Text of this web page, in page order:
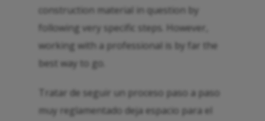
construction material in question by
following very specific steps. However,
working with a professional is by far the
best way to go.
Tratar de seguir un proceso paso a paso
muy reglamentado deja espacio para el